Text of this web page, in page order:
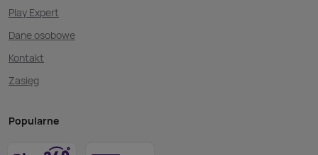
Play Expert
Dane osobowe
Kontakt
Zasięg
Popularne